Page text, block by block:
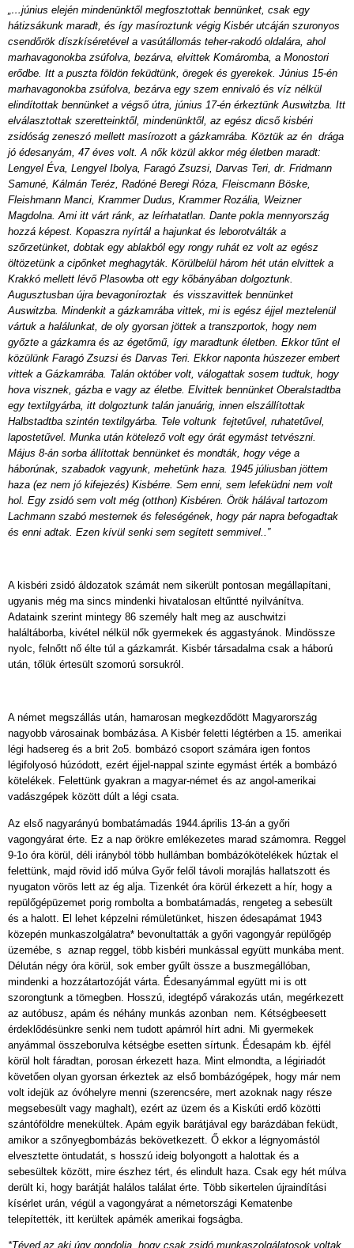
„…június elején mindenünktől megfosztottak bennünket, csak egy
hátizsákunk maradt, és így masíroztunk végig Kisbér utcáján szuronyos
csendőrök díszkíséretével a vasútállomás teher-rakodó oldalára, ahol
marhavagonokba zsúfolva, bezárva, elvittek Komáromba, a Monostori
erődbe. Itt a puszta földön feküdtünk, öregek és gyerekek. Június 15-én
marhavagonokba zsúfolva, bezárva egy szem ennivaló és víz nélkül
elindítottak bennünket a végső útra, június 17-én érkeztünk Auswitzba. Itt
elválasztottak szeretteinktől, mindenünktől, az egész dicső kisbéri
zsidóság zeneszó mellett masírozott a gázkamrába. Köztük az én drága
jó édesanyám, 47 éves volt. A nők közül akkor még életben maradt:
Lengyel Éva, Lengyel Ibolya, Faragó Zsuzsi, Darvas Teri, dr. Fridmann
Samuné, Kálmán Teréz, Radóné Beregi Róza, Fleiscmann Böske,
Fleishmann Manci, Krammer Dudus, Krammer Rozália, Weizner
Magdolna. Ami itt várt ránk, az leírhatatlan. Dante pokla mennyország
hozzá képest. Kopaszra nyírtál a hajunkat és leborotválták a
szőrzetünket, dobtak egy ablakból egy rongy ruhát ez volt az egész
öltözetünk a cipőnket meghagyták. Körülbelül három hét után elvittek a
Krakkó mellett lévő Plasowba ott egy kőbányában dolgoztunk.
Augusztusban újra bevagoníroztak és visszavittek bennünket
Auswitzba. Mindenkit a gázkamrába vittek, mi is egész éjjel meztelenül
vártuk a halálunkat, de oly gyorsan jöttek a transzportok, hogy nem
győzte a gázkamra és az égetőmű, így maradtunk életben. Ekkor tűnt el
közülünk Faragó Zsuzsi és Darvas Teri. Ekkor naponta húszezer embert
vittek a Gázkamrába. Talán október volt, válogattak sosem tudtuk, hogy
hova visznek, gázba e vagy az életbe. Elvittek bennünket Oberalstadtba
egy textilgyárba, itt dolgoztunk talán januárig, innen elszállítottak
Halbstadtba szintén textilgyárba. Tele voltunk fejtetűvel, ruhatetűvel,
lapostetűvel. Munka után kötelező volt egy órát egymást tetvészni.
Május 8-án sorba állítottak bennünket és mondták, hogy vége a
háborúnak, szabadok vagyunk, mehetünk haza. 1945 júliusban jöttem
haza (ez nem jó kifejezés) Kisbérre. Sem enni, sem lefeküdni nem volt
hol. Egy zsidó sem volt még (otthon) Kisbéren. Örök hálával tartozom
Lachmann szabó mesternek és feleségének, hogy pár napra befogadtak
és enni adtak. Ezen kívül senki sem segített semmivel..”
A kisbéri zsidó áldozatok számát nem sikerült pontosan megállapítani,
ugyanis még ma sincs mindenki hivatalosan eltűntté nyilvánítva.
Adataink szerint mintegy 86 személy halt meg az auschwitzi
haláltáborba, kivétel nélkül nők gyermekek és aggastyánok. Mindössze
nyolc, felnőtt nő élte túl a gázkamrát. Kisbér társadalma csak a háború
után, tőlük értesült szomorú sorsukról.
A német megszállás után, hamarosan megkezdődött Magyarország
nagyobb városainak bombázása. A Kisbér feletti légtérben a 15. amerikai
légi hadsereg és a brit 2o5. bombázó csoport számára igen fontos
légifolyosó húzódott, ezért éjjel-nappal szinte egymást érték a bombázó
kötelékek. Felettünk gyakran a magyar-német és az angol-amerikai
vadászgépek között dúlt a légi csata.
Az első nagyarányú bombatámadás 1944.április 13-án a győri
vagongyárat érte. Ez a nap örökre emlékezetes marad számomra. Reggel
9-1o óra körül, déli irányból több hullámban bombázókötelékek húztak el
felettünk, majd rövid idő múlva Győr felől távoli morajlás hallatszott és
nyugaton vörös lett az ég alja. Tizenkét óra körül érkezett a hír, hogy a
repülőgépüzemet porig rombolta a bombatámadás, rengeteg a sebesült
és a halott. El lehet képzelni rémületünket, hiszen édesapámat 1943
közepén munkaszolgálatra* bevonultatták a győri vagongyár repülőgép
üzemébe, s aznap reggel, több kisbéri munkással együtt munkába ment.
Délután négy óra körül, sok ember gyűlt össze a buszmegállóban,
mindenki a hozzátartozóját várta. Édesanyámmal együtt mi is ott
szorongtunk a tömegben. Hosszú, idegtépő várakozás után, megérkezett
az autóbusz, apám és néhány munkás azonban nem. Kétségbeesett
érdeklődésünkre senki nem tudott apámról hírt adni. Mi gyermekek
anyámmal összeborulva kétségbe esetten sírtunk. Édesapám kb. éjfél
körül holt fáradtan, porosan érkezett haza. Mint elmondta, a légiriadót
követően olyan gyorsan érkeztek az első bombázógépek, hogy már nem
volt idejük az óvóhelyre menni (szerencsére, mert azoknak nagy része
megsebesült vagy maghalt), ezért az üzem és a Kiskúti erdő közötti
szántóföldre menekültek. Apám egyik barátjával egy barázdában feküdt,
amikor a szőnyegbombázás bekövetkezett. Ő ekkor a légnyomástól
elvesztette öntudatát, s hosszú ideig bolyongott a halottak és a
sebesültek között, mire észhez tért, és elindult haza. Csak egy hét múlva
derült ki, hogy barátját halálos találat érte. Több sikertelen újraindítási
kísérlet urán, végül a vagongyárat a németországi Kematenbe
telepítették, itt kerültek apámék amerikai fogságba.
*Téved az aki úgy gondolja, hogy csak zsidó munkaszolgálatosok voltak.